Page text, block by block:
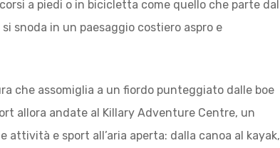
a piedi o in bicicletta come quello che parte dal
snoda in un paesaggio costiero aspro e
che assomiglia a un fiordo punteggiato dalle boe
allora andate al Killary Adventure Centre, un
e sport all’aria aperta: dalla canoa al kayak,